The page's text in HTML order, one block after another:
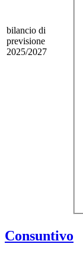
bilancio di
previsione
2025/2027
Consuntivo